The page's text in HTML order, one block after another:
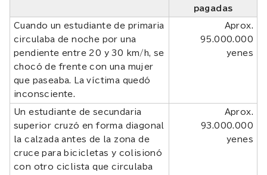
pagadas
Cuando un estudiante de primaria
circulaba de noche por una
pendiente entre 20 y 30 km/h, se
chocó de frente con una mujer
que paseaba. La víctima quedó
inconsciente.
Aprox.
95.000.000
yenes
Un estudiante de secundaria
superior cruzó en forma diagonal
la calzada antes de la zona de
cruce para bicicletas y colisionó
con otro ciclista que circulaba
Aprox.
93.000.000
yenes